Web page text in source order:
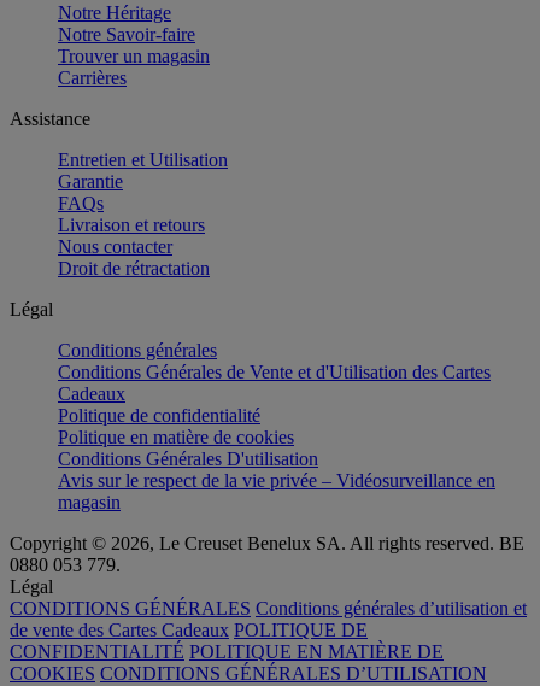
Notre Héritage
Notre Savoir-faire
Trouver un magasin
Carrières
Assistance
Entretien et Utilisation
Garantie
FAQs
Livraison et retours
Nous contacter
Droit de rétractation
Légal
Conditions générales
Conditions Générales de Vente et d'Utilisation des Cartes
Cadeaux
Politique de confidentialité
Politique en matière de cookies
Conditions Générales D'utilisation
Avis sur le respect de la vie privée – Vidéosurveillance en
magasin
Copyright © 2026, Le Creuset Benelux SA. All rights reserved. BE
0880 053 779.
Légal
CONDITIONS GÉNÉRALES Conditions générales d’utilisation et
de vente des Cartes Cadeaux POLITIQUE DE
CONFIDENTIALITÉ POLITIQUE EN MATIÈRE DE
COOKIES CONDITIONS GÉNÉRALES D’UTILISATION